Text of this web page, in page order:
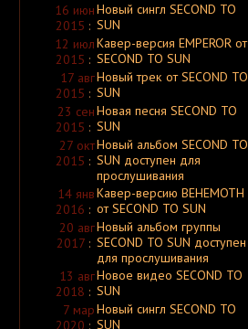
A.D. 2020
A.M.E.N.
A.N.I.M.A.L.
A.P.
A.R.G.
A.Tchort
Aabsinthe
Aaetheria
Aara
Aarkanne
Aarni
Aaron Hellvis
Aasar
Aaskereia
Aathma
Ab Aeterno
Ab Intra
Abacinate
Abaddon
Abaddon[ Германия ]
Abaddon[ США ]
Abaddon Incarnate
Abaddonia
Abadir
16 июн
2015 :
Новый сингл SECOND TO
SUN
12 июл
2015 :
Кавер-версия EMPEROR от
SECOND TO SUN
17 авг
2015 :
Новый трек от SECOND TO
SUN
23 сен
2015 :
Новая песня SECOND TO
SUN
27 окт
2015 :
Новый альбом SECOND TO
SUN доступен для
прослушивания
14 янв
2016 :
Кавер-версию BEHEMOTH
от SECOND TO SUN
20 авг
2017:
Новый альбом группы
SECOND TO SUN доступен
для прослушивания
13 авг
2018 :
Новое видео SECOND TO
SUN
7 мар
2020 :
Новый сингл SECOND TO
SUN